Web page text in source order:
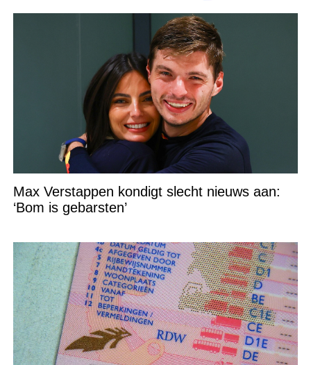
Max Verstappen kondigt slecht nieuws aan:
‘Bom is gebarsten’